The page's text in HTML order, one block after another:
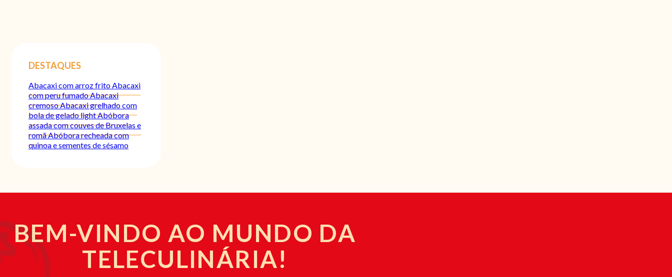
DESTAQUES
Abacaxi com arroz fritoAbacaxi
com peru fumadoAbacaxi
cremosoAbacaxi grelhado com
bola de gelado lightAbóbora
assada com couves de Bruxelas e
romãAbóbora recheada com
quinoa e sementes de sésamo
BEM-VINDO AO MUNDO DA
TELECULINÁRIA!